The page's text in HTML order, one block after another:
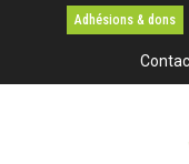
Adhésions & dons